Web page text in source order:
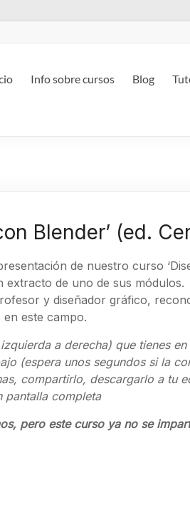
Info sobre cursos Blog
Blender’ (ed.
de nuestro curso
extracto de uno de sus
y diseñador gráfico,
este campo.
a derecha) que tienes
(espera unos segundos si la
compartirlo, descargarlo a tu
pantalla completa
pero este curso ya no se